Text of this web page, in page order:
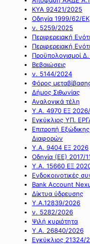
ΚΥΑ 92421/2025
Οδηγία 1999/62/ΕΚ
ν. 5259/2025
Περιφερειακή
Περιφερειακή
Προϋπολογισμοί
Βεβαιώσεις
ν. 5144/2024
Φόρος
Δήμος Σιθωνίας
Αναλογικά τέλη
Υ.Α. 4970 ΕΞ
Εγκύκλιος ΥΠ.
Επιτροπή
Διαφορών
Υ.Α. 9404 ΕΞ 2026
Οδηγία (ΕΕ) 2017/
Υ.Α. 15660 ΕΞ
Ενδοκοινοτικές
Bank Account
Δίκτυα ύδρευσης
Υ.Α.12839/2026
ν. 5282/2026
Ψιλή κυριότητα
Υ.Α. 26840/2026
Εγκύκλιος 21324/